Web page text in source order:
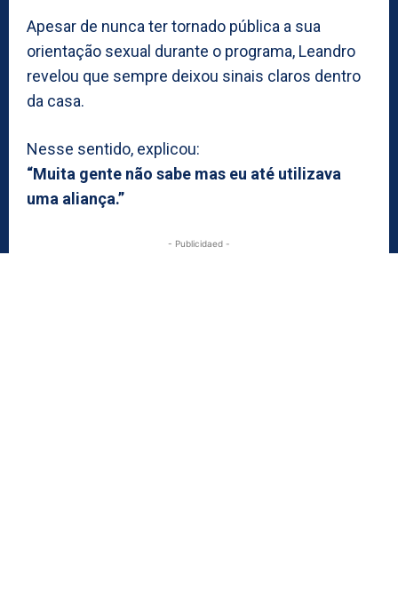
Apesar de nunca ter tornado pública a sua
orientação sexual durante o programa, Leandro
revelou que sempre deixou sinais claros dentro
da casa.
Nesse sentido, explicou:
“Muita gente não sabe mas eu até utilizava
uma aliança.”
- Publicidaed -